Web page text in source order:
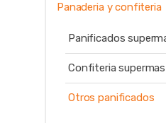
Panaderia y confiteria
Panificados
Confiteria supermas
Otros panificados